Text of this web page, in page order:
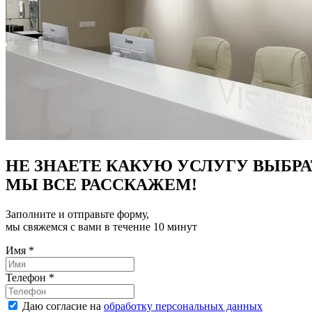
НЕ ЗНАЕТЕ КАКУЮ УСЛУГУ
МЫ ВСЕ РАССКАЖЕМ!
Заполните и отправьте форму,
мы свяжемся с вами в течение 10 минут
Имя *
Телефон *
Даю согласие на обработку персональных данных